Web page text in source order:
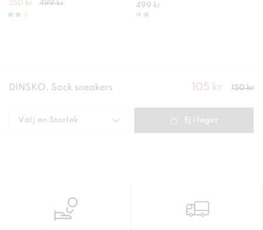
350 kr 499 kr 499 kr
DINSKO, Sock sneakers
Nuvarande
krTidigare
105 kr 150 kr
Välj en Storlek Ej i lager